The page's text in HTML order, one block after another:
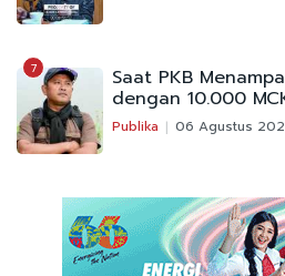
7 Saat PKB
dengan 10.000
Publika 06 Agustus